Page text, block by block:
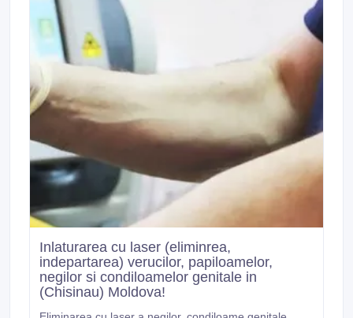
Inlaturarea cu laser (eliminrea,
indepartarea) verucilor, papiloamelor,
negilor si condiloamelor genitale in
(Chisinau) Moldova!